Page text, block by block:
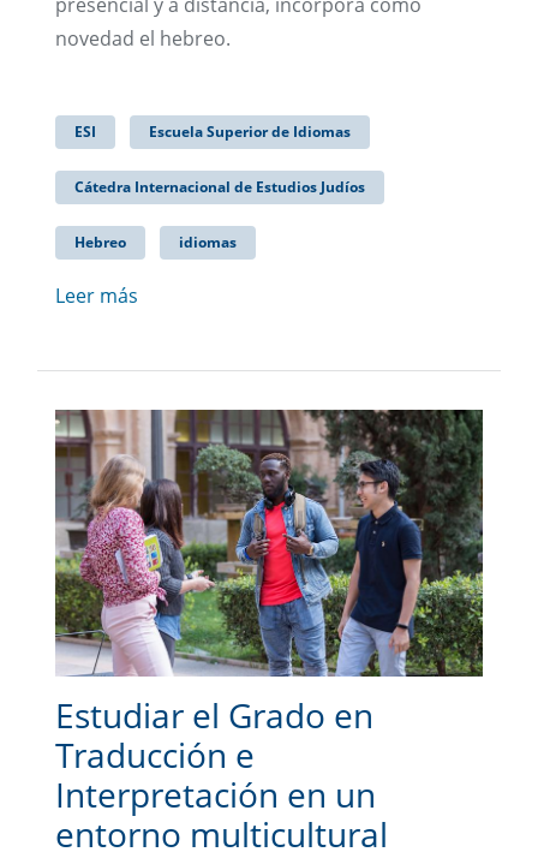
novedad el hebreo.
ESI Escuela Superior de Idiomas
Cátedra Internacional de Estudios Judíos
Hebreo idiomas
Leer más
Estudiar el Grado en
Traducción e
Interpretación en un
entorno multicultural